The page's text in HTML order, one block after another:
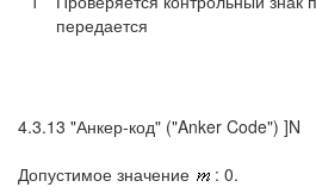
передается
4.3.13 "Анкер-код" ("Anker Code") ]N
Допустимое значение
: 0.